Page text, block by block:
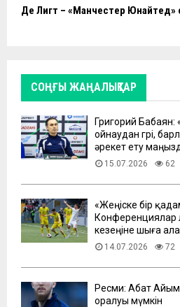
Де Лигт – «Манчестер
СОҢҒЫ ЖАҢАЛЫҚТАР
Григорий Бабаян:
ойнаудан гөрі,
әрекет ету
15.07.2026 62
«Жеңіске бір
Конференциялар
кезеңіне шыға
14.07.2026 72
Ресми: Абат
оралуы мүмкін